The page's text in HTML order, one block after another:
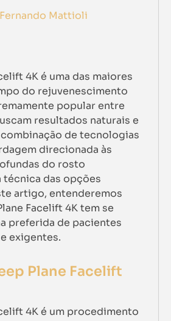
Mattioli
4K é uma das maiores
do rejuvenescimento
popular entre
resultados naturais e
de tecnologias
direcionada às
do rosto
técnica das opções
artigo, entenderemos
Facelift 4K tem se
preferida de pacientes
exigentes.
Plane Facelift
4K é um procedimento